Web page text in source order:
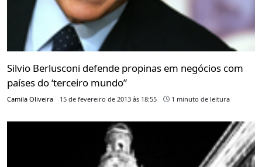
Silvio Berlusconi defende propinas em negócios com
países do ‘terceiro mundo”
Camila Oliveira 15 de fevereiro de 2013 às 18:55 1 minuto de leitura